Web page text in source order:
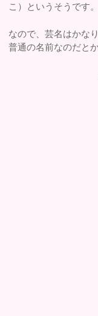
こ）というそうです。
なので、芸名はかな
普通の名前なのだとか